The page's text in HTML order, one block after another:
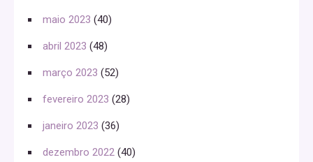
maio 2023 (40)
abril 2023 (48)
março 2023 (52)
fevereiro 2023 (28)
janeiro 2023 (36)
dezembro 2022 (40)